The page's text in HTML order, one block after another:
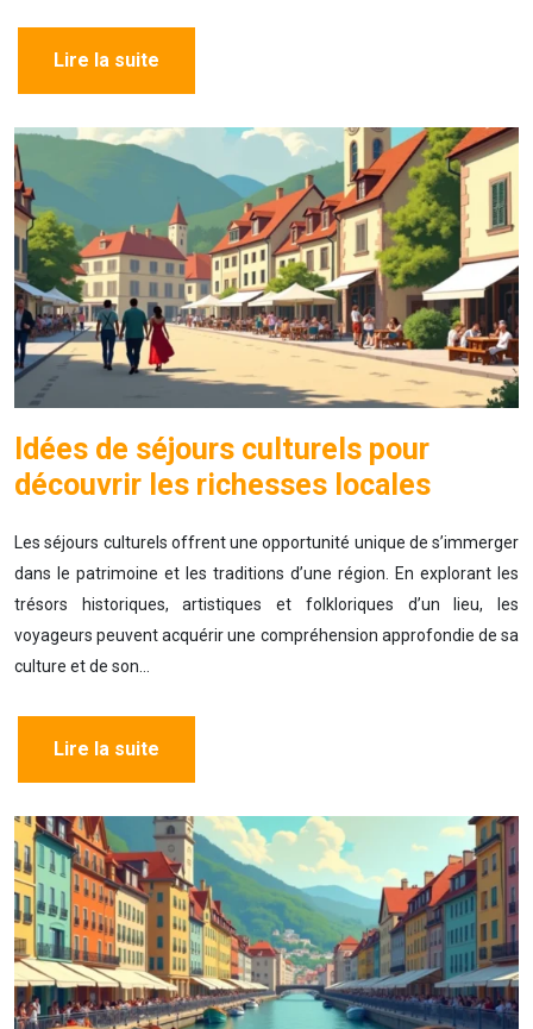
Lire la suite
Idées de séjours culturels pour
découvrir les richesses locales
Les séjours culturels offrent une opportunité unique de s’immerger
dans le patrimoine et les traditions d’une région. En explorant les
trésors historiques, artistiques et folkloriques d’un lieu, les
voyageurs peuvent acquérir une compréhension approfondie de sa
culture et de son…
Lire la suite